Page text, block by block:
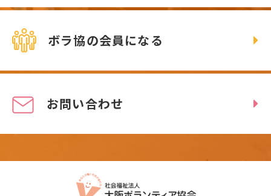
ボラ協の会員になる
お問い合わせ